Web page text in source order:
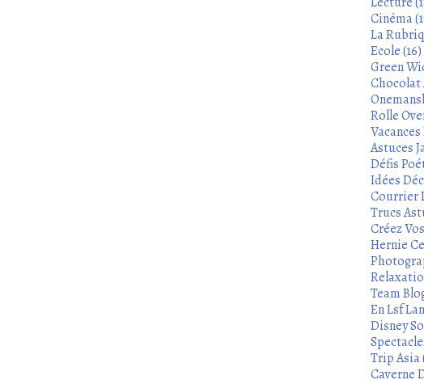
Cinéma
La
Ecole (16)
Green
Chocolat
Rolle
Astuces
Défis
Idées
Courrier
Trucs
Créez
Hernie
Team
En Lsf
Disney
Trip Asia
Caverne